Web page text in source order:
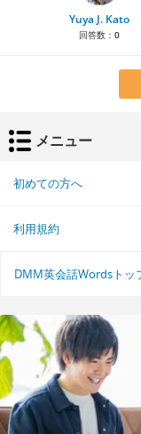
Yuya J. Kato
回答数： 0
メニュー
初めての方へ
利用規約
DMM英会話Wordsトッ